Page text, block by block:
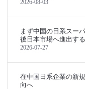
2026-08-03
まず中国の日系スー
後日本市場へ進出す
2026-07-27
在中国日系企業の新
向へ